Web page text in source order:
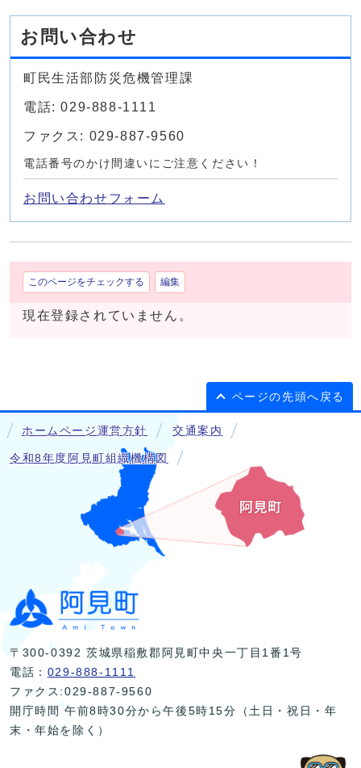
お問い合わせ
町民生活部防災危機管理課
電話: 029-888-1111
ファクス: 029-887-9560
電話番号のかけ間違いにご注意ください！
お問い合わせフォーム
このページをチェックする 編集
現在登録されていません。
ページの先頭へ戻る
ホームページ運営方針 交通案内
令和8年度阿見町組織機構図
〒300-0392 茨城県稲敷郡阿見町中央一丁目1番1号
電話： 029-888-1111
ファクス:029-887-9560
開庁時間 午前8時30分から午後5時15分（土日・祝日・年
末・年始を除く）